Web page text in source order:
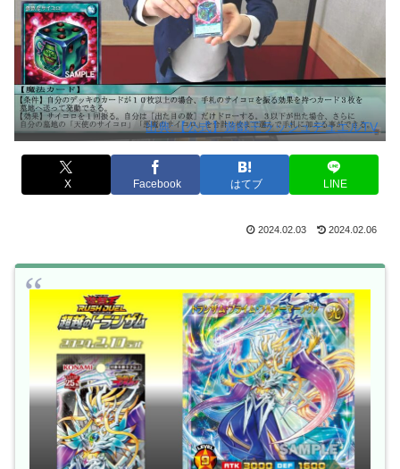
出典:【公式】遊戯王ラッシュデュエルTV
X Facebook はてブ LINE
2024.02.03 2024.02.06